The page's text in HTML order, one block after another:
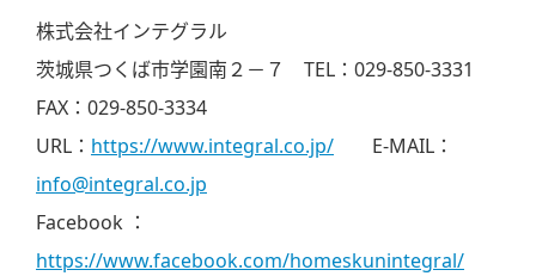
株式会社インテグラル
茨城県つくば市学園南２－７ TEL：029-850-3331
FAX：029-850-3334
URL： https://www.integral.co.jp/ E-MAIL：
info@integral.co.jp
Facebook ：
https://www.facebook.com/homeskunintegral/